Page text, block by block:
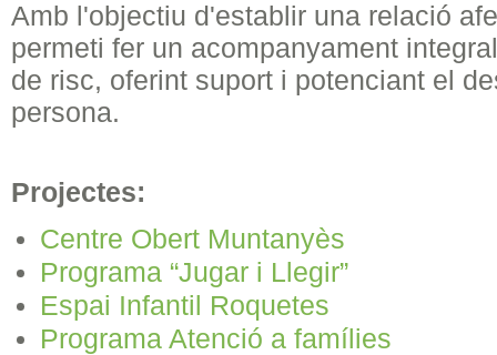
Amb l'objectiu d'establir una relació
permeti fer un acompanyament
de risc, oferint suport i potenciant el
persona.
Projectes:
Centre Obert Muntanyès
Programa “Jugar i Llegir”
Espai Infantil Roquetes
Programa Atenció a famílies